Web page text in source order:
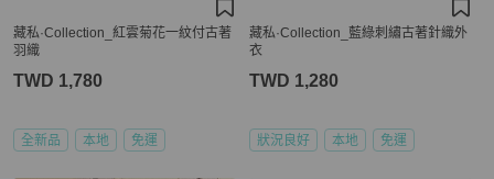
藏私·Collection_紅雲菊花一紋付古著
羽織
TWD 1,780
全新品 本地 免運
藏私·Collection_藍綠刺繡古著針織外
衣
TWD 1,280
狀況良好 本地 免運